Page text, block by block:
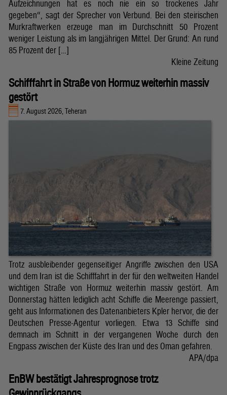
Aufzeichnungen hat es noch nie ein so trockenes Jahr
gegeben“, sagt der Sprecher von Verbund. Bei den steirischen
Murkraftwerken erzeuge man im Durchschnitt 50 Prozent
weniger Leistung als im langjährigen Mittel. Der Grund: An rund
85 Prozent der […]
Kleine Zeitung
Schifffahrt in Straße von Hormuz weiterhin massiv
gestört
7. August 2026, Teheran
Trotz ausbleibender gegenseitiger Angriffe zwischen den USA
und dem Iran ist die Schifffahrt in der für den weltweiten Handel
wichtigen Straße von Hormuz weiterhin massiv gestört. Am
Donnerstag hätten lediglich acht Schiffe die Meerenge passiert,
geht aus Informationen des Datenanbieters Kpler hervor, die der
Deutschen Presse-Agentur vorliegen. Etwa 13 Schiffe sind
demnach im Schnitt in der vergangenen Woche durch den
Engpass zwischen der Küste des Iran und des Oman gefahren.
APA/dpa
EnBW bestätigt Jahresprognose trotz